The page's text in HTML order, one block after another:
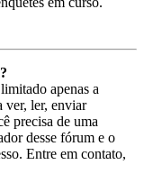
apenas a
ver, ler, enviar
precisa de uma
desse fórum e o
Entre em contato,